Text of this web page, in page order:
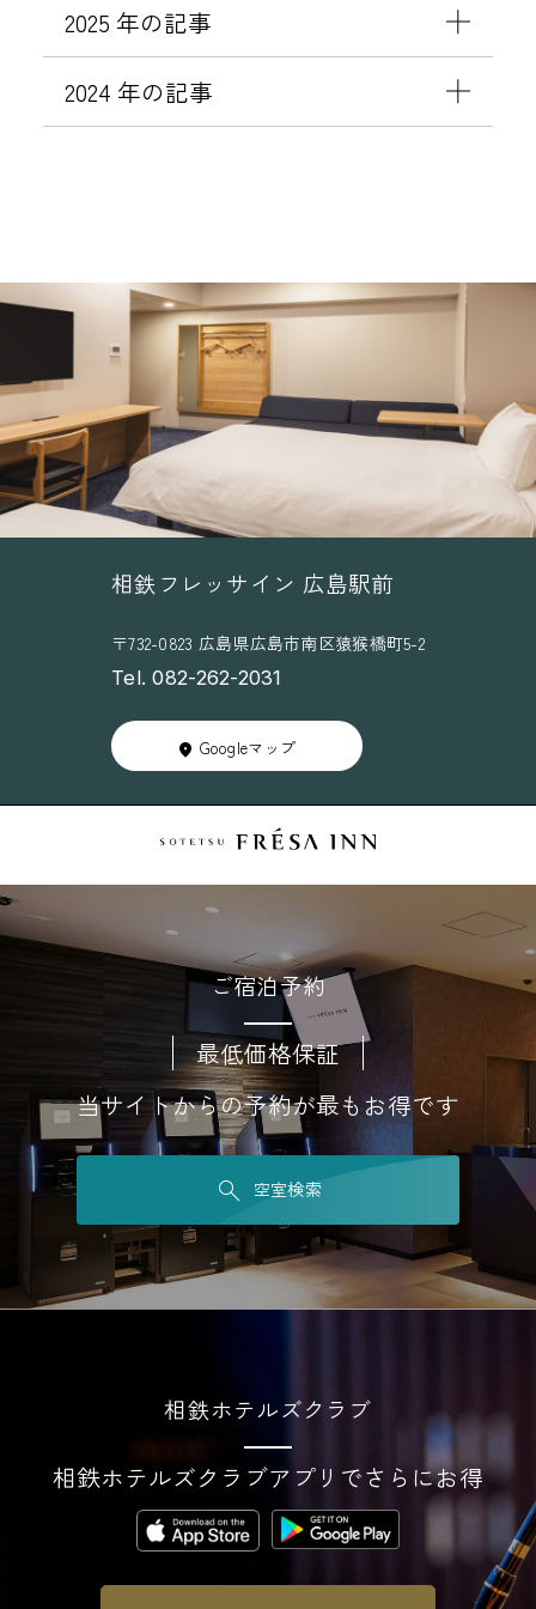
2025 年の記事
2024 年の記事
相鉄フレッサイン 広島駅前
〒732-0823 広島県広島市南区猿猴橋町5-2
Tel. 082-262-2031
Googleマップ
ご宿泊予約
最低価格保証
当サイトからの予約が最もお得です
空室検索
相鉄ホテルズクラブ
相鉄ホテルズクラブアプリでさらにお得